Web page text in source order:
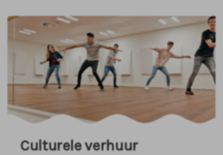
Culturele verhuur